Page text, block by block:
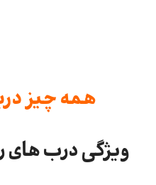
همه چیز
ویژگی درب